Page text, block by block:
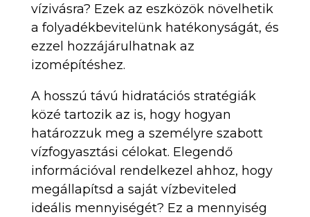
vízivásra? Ezek az eszközök növelhetik
a folyadékbevitelünk hatékonyságát, és
ezzel hozzájárulhatnak az
izomépítéshez.
A hosszú távú hidratációs stratégiák
közé tartozik az is, hogy hogyan
határozzuk meg a személyre szabott
vízfogyasztási célokat. Elegendő
információval rendelkezel ahhoz, hogy
megállapítsd a saját vízbeviteled
ideális mennyiségét? Ez a mennyiség